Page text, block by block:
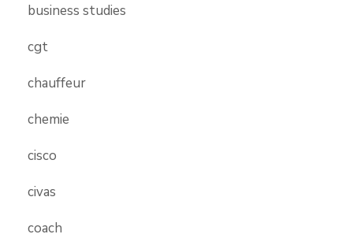
business studies
cgt
chauffeur
chemie
cisco
civas
coach